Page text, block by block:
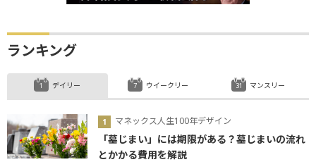
ランキング
デイリー
マネックス人生100年デザイン
「墓じまい」には期限がある？墓じまいの流れ
とかかる費用を解説
ウイークリー マンスリー